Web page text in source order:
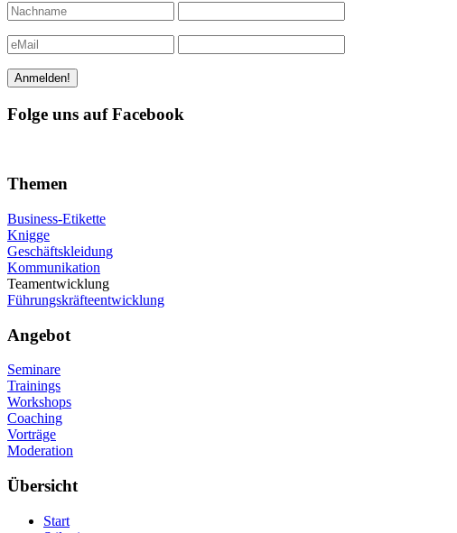
Folge uns auf Facebook
Themen
Business-Etikette
Knigge
Geschäftskleidung
Kommunikation
Teamentwicklung
Führungskräfteentwicklung
Angebot
Seminare
Trainings
Workshops
Coaching
Vorträge
Moderation
Übersicht
Start